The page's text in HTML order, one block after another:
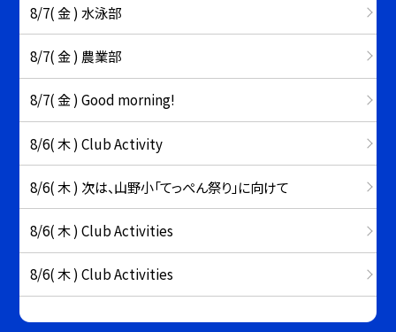
8/7( 金 ) 水泳部
8/7( 金 ) 農業部
8/7( 金 ) Good morning!
8/6( 木 ) Club Activity
8/6( 木 ) 次は、山野小「てっぺん祭り」に向けて
8/6( 木 ) Club Activities
8/6( 木 ) Club Activities